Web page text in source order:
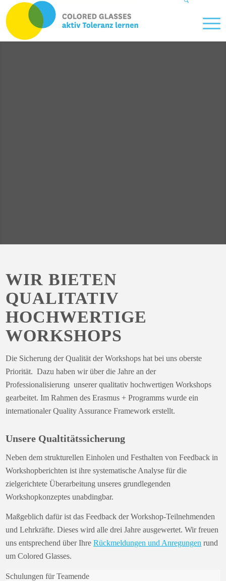
WIR BIETEN
QUALITATIV
HOCHWERTIGE
WORKSHOPS
Die Sicherung der Qualität der Workshops hat bei uns oberste
Priorität. Dazu haben wir über die Jahre an der
Professionalisierung unserer qualitativ hochwertigen Workshops
gearbeitet. Im Rahmen des Erasmus + Programms wurde ein
internationaler Quality Assurance Framework erstellt.
Unsere Qualtitätssicherung
Neben dem strukturellen Einholen und Festhalten von Feedback in
Workshopberichten ist ihre systematische Analyse für die
zielgerichtete Überarbeitung unseres grundlegenden
Workshopkonzeptes unabdingbar.
Maßgeblich dafür ist das Feedback der Workshop-Teilnehmenden
und Lehrkräfte. Dieses wird alle drei Jahre ausgewertet. Wir freuen
uns entsprechend über IhreRückmeldungen und Anregungen rund
um Colored Glasses.
Schulungen für Teamende